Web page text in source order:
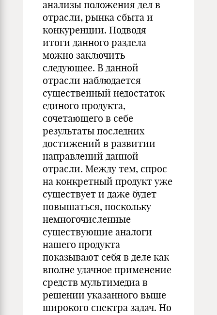
анализы положения дел в
отрасли, рынка сбыта и
конкуренции. Подводя
итоги данного раздела
можно заключить
следующее. В данной
отрасли наблюдается
существенный недостаток
единого продукта,
сочетающего в себе
результаты последних
достижений в развитии
направлений данной
отрасли. Между тем, спрос
на конкретный продукт уже
существует и даже будет
повышаться, поскольку
немногочисленные
существующие аналоги
нашего продукта
показывают себя в деле как
вполне удачное применение
средств мультимедиа в
решении указанного выше
широкого спектра задач. Но